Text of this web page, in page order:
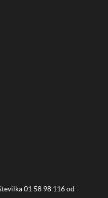
01 58 98 116 od